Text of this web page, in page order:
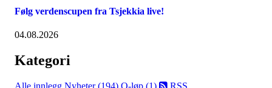
Følg verdenscupen fra Tsjekkia live!
04.08.2026
Kategori
Alle innlegg Nyheter (194) O-løp (1) RSS